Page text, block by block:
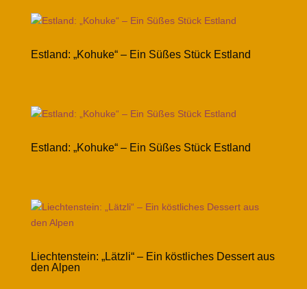
Estland: „Kohuke“ – Ein Süßes Stück Estland
Estland: „Kohuke“ – Ein Süßes Stück Estland
Liechtenstein: „Lätzli“ – Ein köstliches Dessert aus
den Alpen